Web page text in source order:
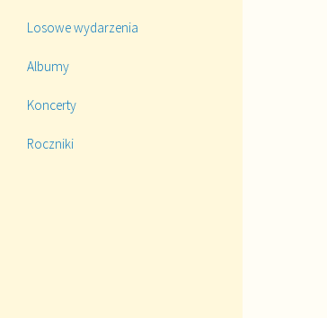
Losowe wydarzenia
Albumy
Koncerty
Roczniki